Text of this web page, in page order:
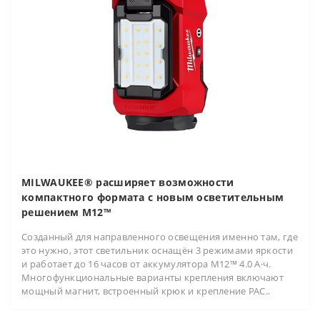
MILWAUKEE® расширяет возможности
компактного формата с новым осветительным
решением M12™
Созданный для направленного освещения именно там, где
это нужно, этот светильник оснащён 3 режимами яркости
и работает до 16 часов от аккумулятора M12™ 4.0 А·ч.
Многофункциональные варианты крепления включают
мощный магнит, встроенный крюк и крепление PAC..